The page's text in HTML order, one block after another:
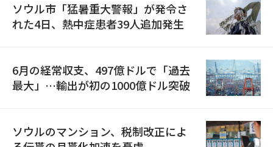
ソウル市「猛暑重大警報」が発令さ
れた4日、熱中症患者39人追加発生
6月の経常収支、497億ドルで「過去
最大」…輸出が初の1000億ドル突破
ソウルのマンション、税制改正によ